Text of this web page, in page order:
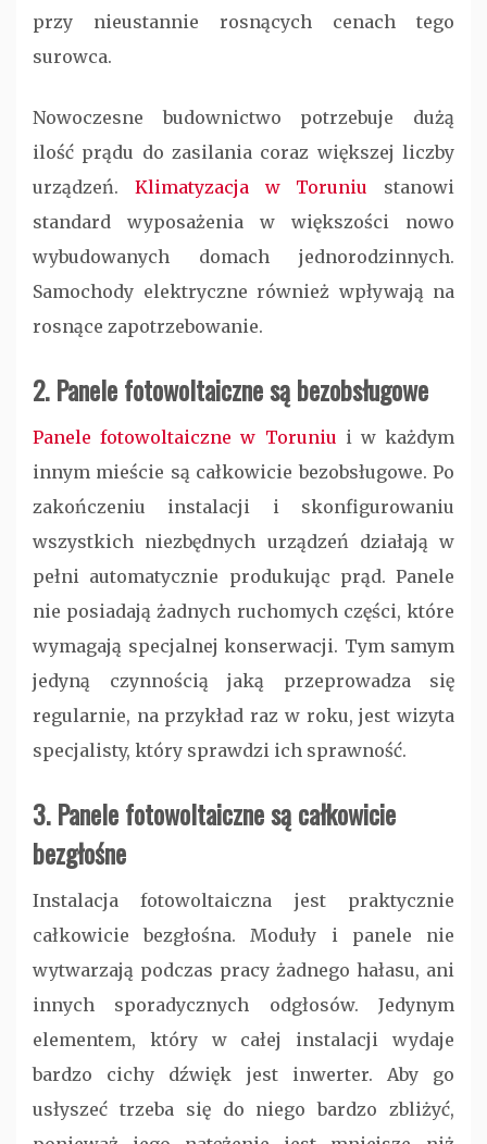
przy nieustannie rosnących cenach tego
surowca.
Nowoczesne budownictwo potrzebuje dużą
ilość prądu do zasilania coraz większej liczby
urządzeń. Klimatyzacja w Toruniu stanowi
standard wyposażenia w większości nowo
wybudowanych domach jednorodzinnych.
Samochody elektryczne również wpływają na
rosnące zapotrzebowanie.
2. Panele fotowoltaiczne są bezobsługowe
Panele fotowoltaiczne w Toruniu i w każdym
innym mieście są całkowicie bezobsługowe. Po
zakończeniu instalacji i skonfigurowaniu
wszystkich niezbędnych urządzeń działają w
pełni automatycznie produkując prąd. Panele
nie posiadają żadnych ruchomych części, które
wymagają specjalnej konserwacji. Tym samym
jedyną czynnością jaką przeprowadza się
regularnie, na przykład raz w roku, jest wizyta
specjalisty, który sprawdzi ich sprawność.
3. Panele fotowoltaiczne są całkowicie
bezgłośne
Instalacja fotowoltaiczna jest praktycznie
całkowicie bezgłośna. Moduły i panele nie
wytwarzają podczas pracy żadnego hałasu, ani
innych sporadycznych odgłosów. Jedynym
elementem, który w całej instalacji wydaje
bardzo cichy dźwięk jest inwerter. Aby go
usłyszeć trzeba się do niego bardzo zbliżyć,